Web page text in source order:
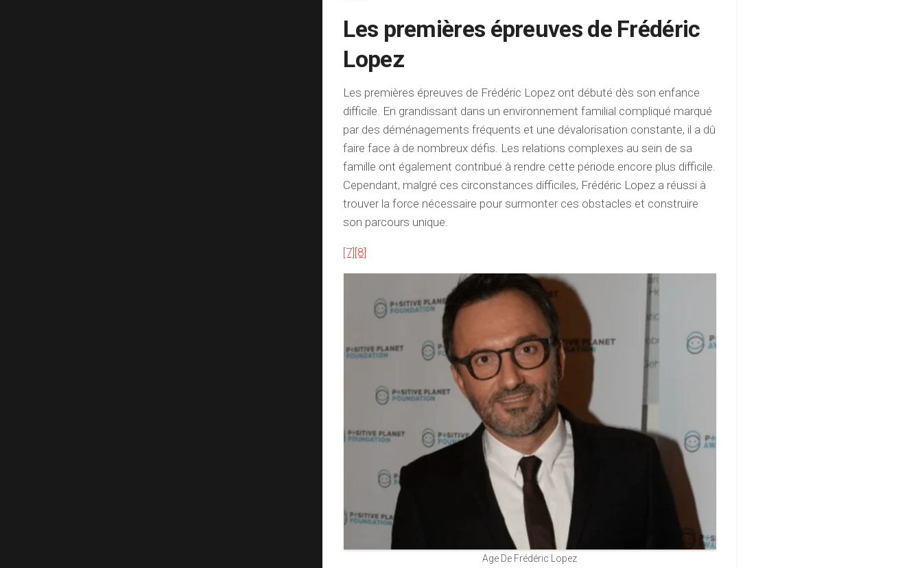
Les premières épreuves de Frédéric
Lopez
Les premières épreuves de Frédéric Lopez ont débuté dès son enfance
difficile. En grandissant dans un environnement familial compliqué marqué
par des déménagements fréquents et une dévalorisation constante, il a dû
faire face à de nombreux défis. Les relations complexes au sein de sa
famille ont également contribué à rendre cette période encore plus difficile.
Cependant, malgré ces circonstances difficiles, Frédéric Lopez a réussi à
trouver la force nécessaire pour surmonter ces obstacles et construire
son parcours unique.
[7] [8]
Age De Frédéric Lopez